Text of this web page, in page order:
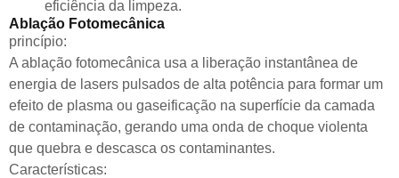
eficiência da limpeza.
Ablação Fotomecânica
princípio:
A ablação fotomecânica usa a liberação instantânea de
energia de lasers pulsados de alta potência para formar um
efeito de plasma ou gaseificação na superfície da camada
de contaminação, gerando uma onda de choque violenta
que quebra e descasca os contaminantes.
Características: